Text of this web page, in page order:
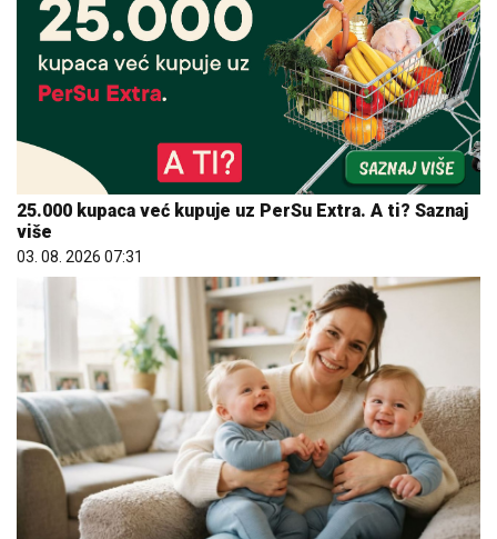
25.000 kupaca već kupuje uz PerSu Extra. A ti? Saznaj
više
03. 08. 2026 07:31